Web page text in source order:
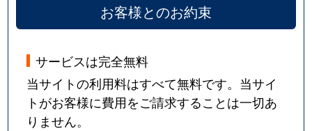
お客様とのお約束
サービスは完全無料
当サイトの利用料はすべて無料です。当サイ
トがお客様に費用をご請求することは一切あ
りません。